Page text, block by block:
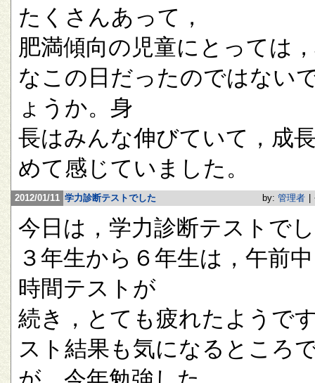
たくさんあって，
肥満傾向の児童にとっては
なこの日だったのではない
ょうか。身
長はみんな伸びていて，成
めて感じていました。
2012/01/11 学力診断テストでした by: 管理者
今日は，学力診断テストで
３年生から６年生は，午前
時間テストが
続き，とても疲れたようで
スト結果も気になるところ